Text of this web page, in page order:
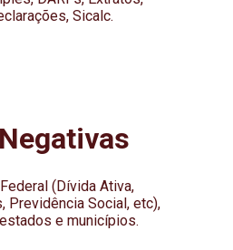
Sicalc.
(Dívida Ativa,
Previdência Social, etc),
e municípios.